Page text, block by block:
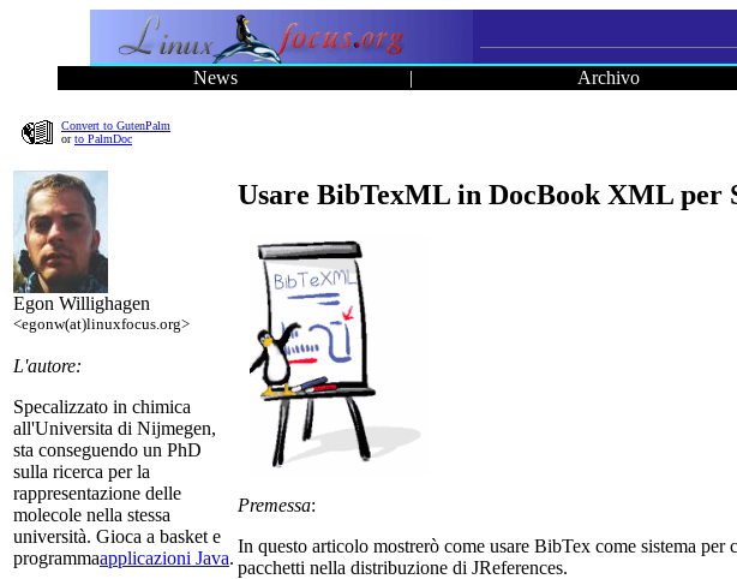
News | Archivo
Convert to GutenPalm
orto PalmDoc
Egon Willighagen
<egonw(at)linuxfocus.org>
L'autore:
Specalizzato in chimica
all'Universita di Nijmegen,
sta conseguendo un PhD
sulla ricerca per la
rappresentazione delle
molecole nella stessa
università. Gioca a basket e
programmaapplicazioni Java.
Usare BibTexML in DocBook XML
Premessa:
In questo articolo mostrerò come usare BibTex come sistema
pacchetti nella distribuzione di JReferences.